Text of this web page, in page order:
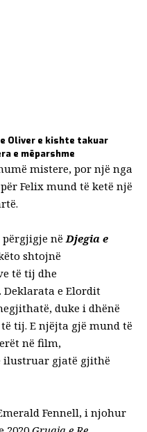
Oliver e kishte takuar
e mëparshme
mistere, por një nga
Felix mund të ketë një
përgjigje në Djegia e
shtojnë
të tij dhe
e Elordit
duke i dhënë
tij. E njëjta gjë mund të
në film,
ilustruar gjatë gjithë
Fennell, i njohur